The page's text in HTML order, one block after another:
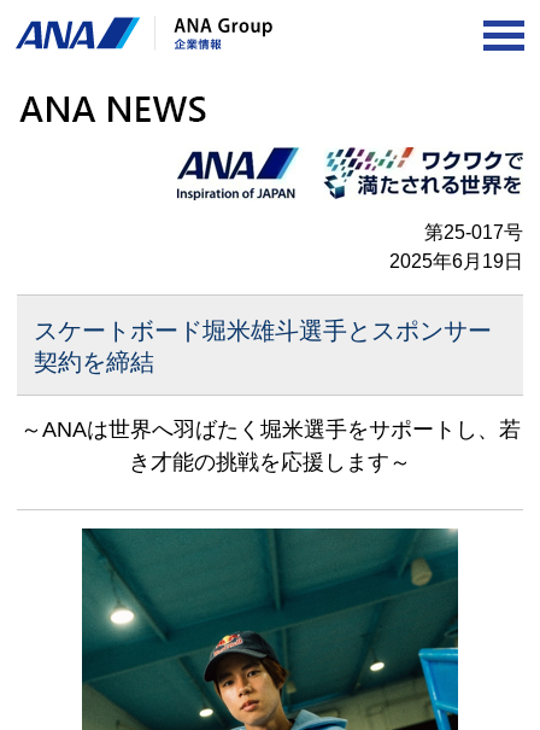
第25-017号
2025年6月19日
スケートボード堀米雄斗選手とスポンサー
契約を締結
～ANAは世界へ羽ばたく堀米選手をサポートし、若
き才能の挑戦を応援します～